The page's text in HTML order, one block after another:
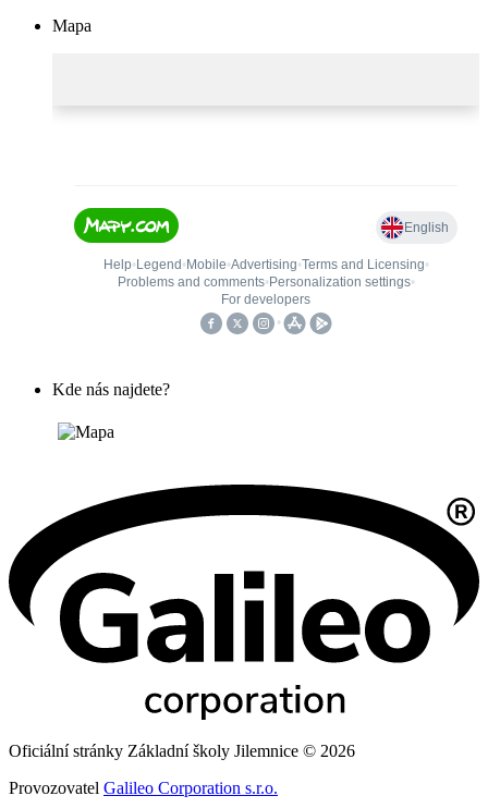
Mapa
Kde nás najdete?
Oficiální stránky Základní školy Jilemnice © 2026
Provozovatel Galileo Corporation s.r.o.